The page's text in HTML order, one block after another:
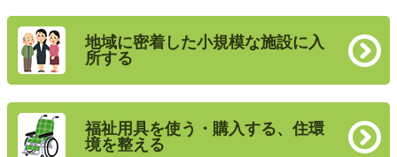
地域に密着した小規模な施設に入
所する
福祉用具を使う・購入する、住環
境を整える